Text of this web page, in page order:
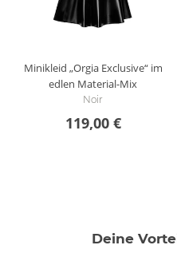
Minikleid „Orgia Exclusive“ im
edlen Material-Mix
Noir
119,00 €
Deine